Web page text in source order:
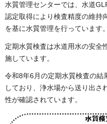
水質管理センターでは、水道
認定取得により検査精度の維持
を基に水質管理を行っています。
定期水質検査は水道用水の安全
施しています。
令和8年6月の定期水質検査の結
しており、浄水場から送り出さ
性が確認されています。